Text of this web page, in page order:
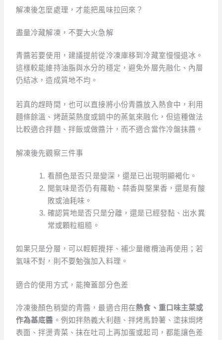
解凍後怎麼處理，才能把風味拉回來？
盡量冷藏解凍，不要大火急解
青醬若要使用，建議提前從冷凍庫移到冷藏室慢慢退冰。
這樣較能維持油脂與水分的穩定，避免外層先融化、內層
仍結冰，造成質地不均。
若真的趕時間，也可以直接將小份青醬放入熱食中，利用
麵條餘溫、烤蔬菜熱度或鍋中的蒸氣來融化，但這種做法
比較適合拌麵、拌飯或做醬汁，而不適合當作冷盤抹醬。
解凍後先觀察三件事
看顏色是否只是變深，還是已出現明顯褐化。
聞氣味是否仍有羅勒、蒜香與堅果香，還是有酸
敗或油耗味。
確認質地是否只是分離，還是已經發黏、出水異
常或顆粒粗糙。
如果只是分層，可以輕輕攪拌、補少量橄欖油再使用；若
氣味不對，則不要勉強加入料理。
適合的使用方式，能掩蓋部分色差
冷凍後顏色稍變的青醬，最適合用在熱食、重口味主菜或
作為基底醬 。例如拌熱義大利麵、拌烤馬鈴薯、塗抹焗烤
表面、拌燙青菜、抹在吐司上再加蛋或起司，都能讓色差